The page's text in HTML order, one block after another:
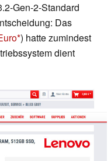
Gen-2-Standard
Das
) hatte zumindest
dient